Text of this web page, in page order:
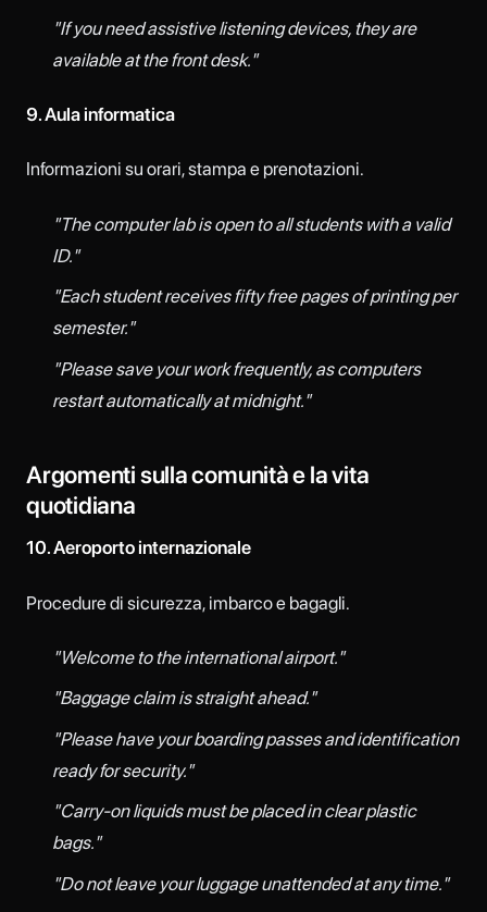
"If you need assistive listening devices, they are
available at the front desk."
9. Aula informatica
Informazioni su orari, stampa e prenotazioni.
"The computer lab is open to all students with a valid
ID."
"Each student receives fifty free pages of printing per
semester."
"Please save your work frequently, as computers
restart automatically at midnight."
Argomenti sulla comunità e la vita
quotidiana
10. Aeroporto internazionale
Procedure di sicurezza, imbarco e bagagli.
"Welcome to the international airport."
"Baggage claim is straight ahead."
"Please have your boarding passes and identification
ready for security."
"Carry-on liquids must be placed in clear plastic
bags."
"Do not leave your luggage unattended at any time."